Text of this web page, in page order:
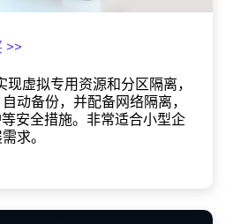
>>
虚拟专用资源和分区隔离，
动备份，并配备网络隔离，
安全措施。非常适合小型企
求。